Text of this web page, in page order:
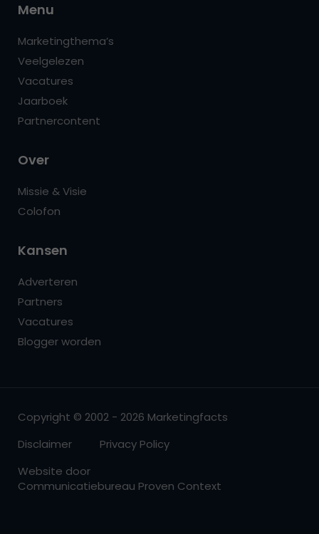
Menu
Marketingthema’s
Veelgelezen
Vacatures
Jaarboek
Partnercontent
Over
Missie & Visie
Colofon
Kansen
Adverteren
Partners
Vacatures
Blogger worden
Copyright © 2002 - 2026 Marketingfacts
Disclaimer
Privacy Policy
Website door
Communicatiebureau Proven Context